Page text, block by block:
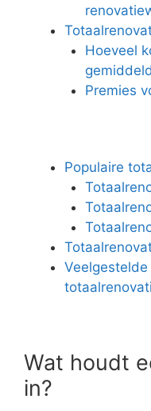
Hoeveel
Premies
Populaire
Wat houdt
in?